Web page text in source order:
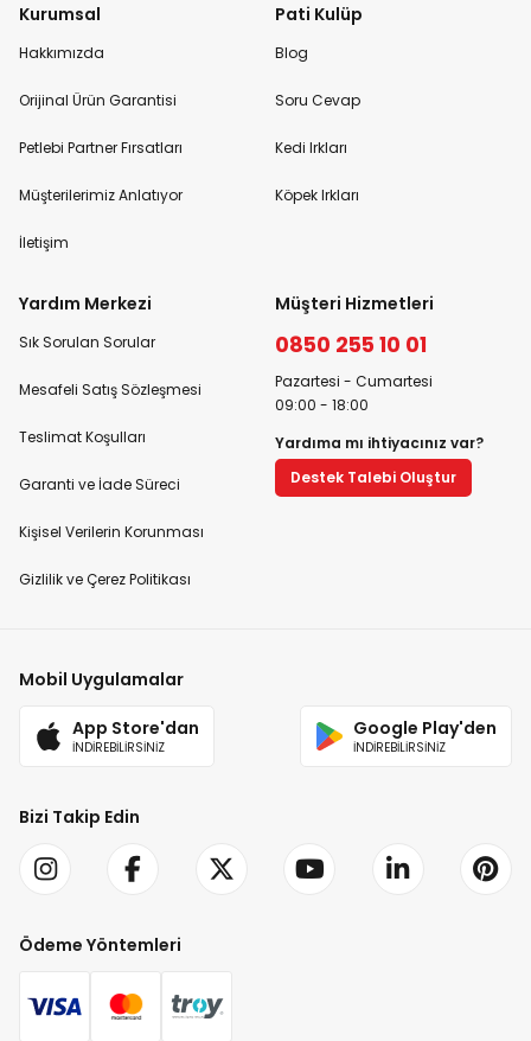
Kurumsal
Hakkımızda
Orijinal Ürün Garantisi
Petlebi Partner Fırsatları
Müşterilerimiz Anlatıyor
İletişim
Pati Kulüp
Blog
Soru Cevap
Kedi Irkları
Köpek Irkları
Yardım Merkezi
Sık Sorulan Sorular
Mesafeli Satış Sözleşmesi
Teslimat Koşulları
Garanti ve İade Süreci
Kişisel Verilerin Korunması
Gizlilik ve Çerez Politikası
Müşteri Hizmetleri
0850 255 10 01
Pazartesi - Cumartesi
09:00 - 18:00
Yardıma mı ihtiyacınız var?
Destek Talebi Oluştur
Mobil Uygulamalar
App Store'dan
İNDİREBİLİRSİNİZ
Google Play'den
İNDİREBİLİRSİNİZ
Bizi Takip Edin
Ödeme Yöntemleri